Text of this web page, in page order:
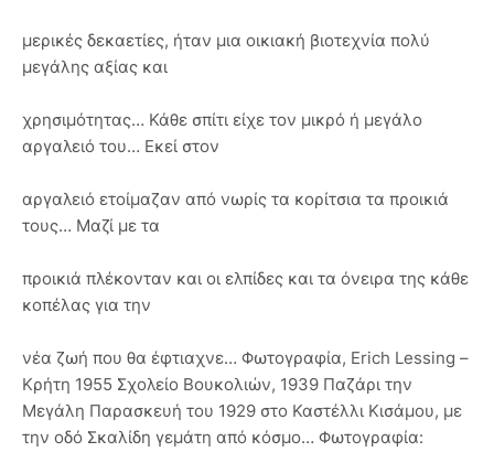
μερικές δεκαετίες, ήταν μια οικιακή βιοτεχνία πολύ
μεγάλης αξίας και
χρησιμότητας… Κάθε σπίτι είχε τον μικρό ή μεγάλο
αργαλειό του… Εκεί στον
αργαλειό ετοίμαζαν από νωρίς τα κορίτσια τα προικιά
τους… Μαζί με τα
προικιά πλέκονταν και οι ελπίδες και τα όνειρα της κάθε
κοπέλας για την
νέα ζωή που θα έφτιαχνε… Φωτογραφία, Erich Lessing –
Κρήτη 1955 Σχολείο Βουκολιών, 1939 Παζάρι την
Μεγάλη Παρασκευή του 1929 στο Καστέλλι Κισάμου, με
την οδό Σκαλίδη γεμάτη από κόσμο… Φωτογραφία: